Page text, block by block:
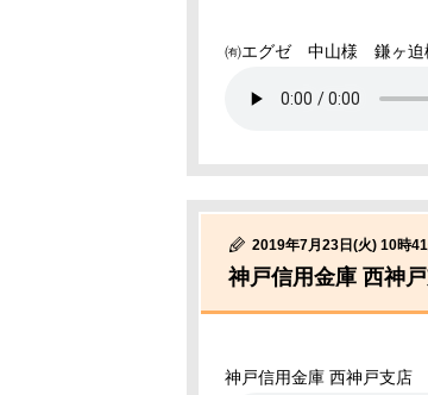
㈲エグゼ 中山様 鎌ヶ迫
2019年7月23日(火) 10時
神戸信用金庫 西神
神戸信用金庫 西神戸支